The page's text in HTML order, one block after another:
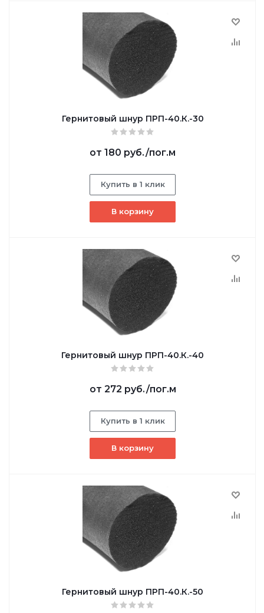
Гернитовый шнур ПРП-40.К.-30
от 180 руб./пог.м
Купить в 1 клик
В корзину
Гернитовый шнур ПРП-40.К.-40
от 272 руб./пог.м
Купить в 1 клик
В корзину
Гернитовый шнур ПРП-40.К.-50